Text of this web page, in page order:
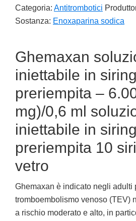
Categoria: Antitrombotici
Sostanza: Enoxaparina sodica
Ghemaxan
iniettabile in
preriempita –
mg)/0,6 ml
iniettabile in
preriempita 10
vetro
Ghemaxan è indicato negli adulti
tromboembolismo venoso (TEV)
a rischio moderato e alto, in